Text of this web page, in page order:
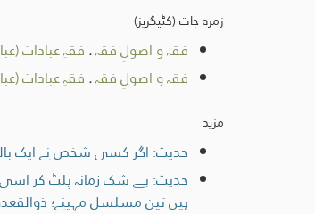
زمرہ جات (کٹیگریز)
فقہ و اصولِ فقہ. فقہِ عبادات
فقہ و اصولِ فقہ. فقہِ عبادات
مزید
حدیث: اگر کسی شخص نے ایک
حدیث: بے شک زمانہ پلٹ کر اسی
ہیں تین مسلسل مہینے؛